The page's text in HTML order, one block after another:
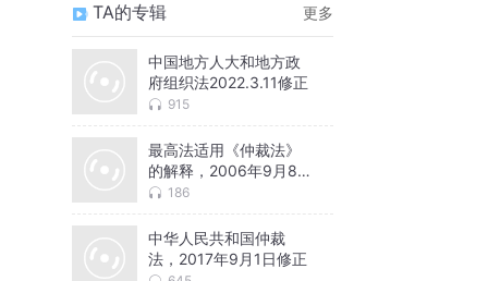
TA的专辑 更多
中国地方人大和地方政
府组织法2022.3.11修正
915
最高法适用《仲裁法》
的解释，2006年9月8
日施186
中华人民共和国仲裁
法，2017年9月1日修正